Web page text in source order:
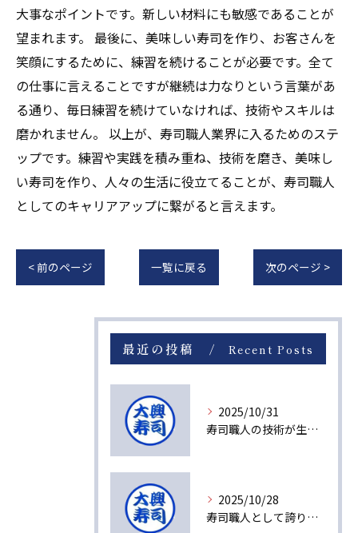
大事なポイントです。新しい材料にも敏感であることが
望まれます。 最後に、美味しい寿司を作り、お客さんを
笑顔にするために、練習を続けることが必要です。全て
の仕事に言えることですが継続は力なりという言葉があ
る通り、毎日練習を続けていなければ、技術やスキルは
磨かれません。 以上が、寿司職人業界に入るためのステ
ップです。練習や実践を積み重ね、技術を磨き、美味し
い寿司を作り、人々の生活に役立てることが、寿司職人
としてのキャリアアップに繋がると言えます。
< 前のページ 一覧に戻る 次のページ >
最近の投稿 Recent Posts
2025/10/31
寿司職人の技術が生み出す感動の瞬間
2025/10/28
寿司職人として誇りを持てる理由とは